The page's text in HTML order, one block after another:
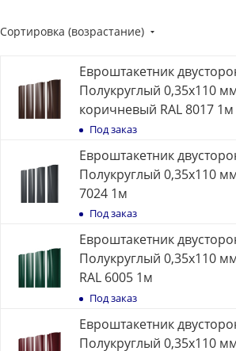
Сортировка (возрастание)
Евроштакетник
Полукруглый 0,35x110
коричневый RAL 8017 1м
Под заказ
Евроштакетник
Полукруглый 0,35x110
7024 1м
Под заказ
Евроштакетник
Полукруглый 0,35x110
RAL 6005 1м
Под заказ
Евроштакетник
Полукруглый 0,35x110